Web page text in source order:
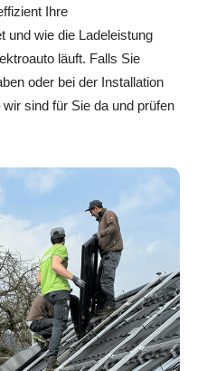
Ihre
und wie die Ladeleistung
läuft. Falls Sie
oder bei der Installation
sind für Sie da und prüfen